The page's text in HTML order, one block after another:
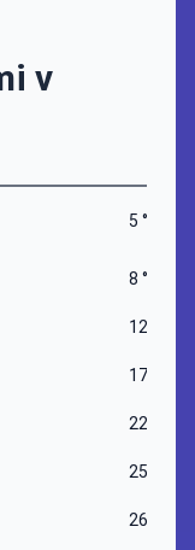
v
5 °C
8 °C
12 °C
17 °C
22 °C
25 °C
26 °C